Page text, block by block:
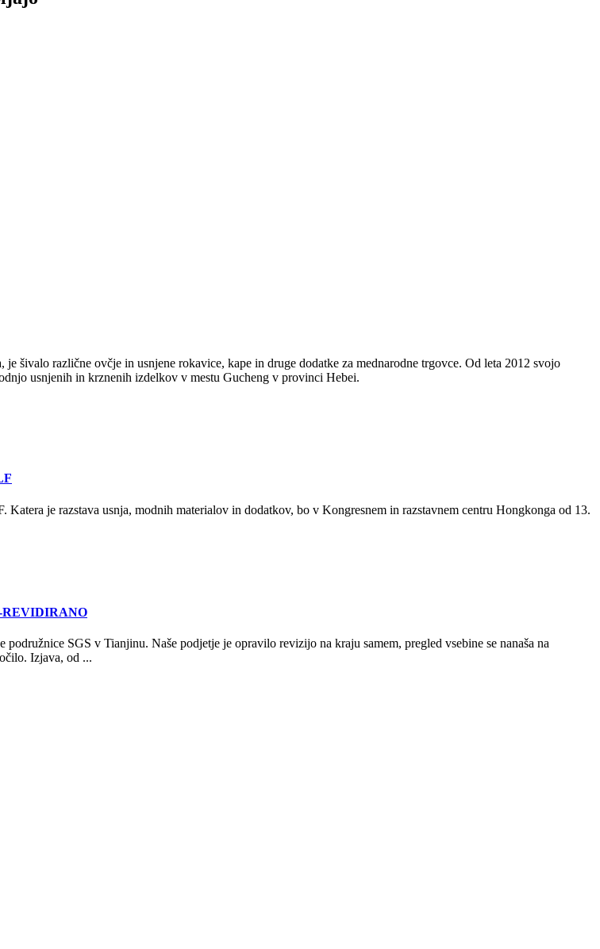
šivalo različne ovčje in usnjene rokavice, kape in druge dodatke za mednarodne trgovce. Od leta 2012 svojo
usnjenih in krznenih izdelkov v mestu Gucheng v provinci Hebei.
je razstava usnja, modnih materialov in dodatkov, bo v Kongresnem in razstavnem centru Hongkonga od 13.
REVIDIRANO
SGS v Tianjinu. Naše podjetje je opravilo revizijo na kraju samem, pregled vsebine se nanaša na
Izjava, od ...